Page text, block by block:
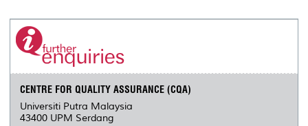
CENTRE FOR QUALITY ASSURANCE (CQA)
Universiti Putra Malaysia
43400 UPM Serdang